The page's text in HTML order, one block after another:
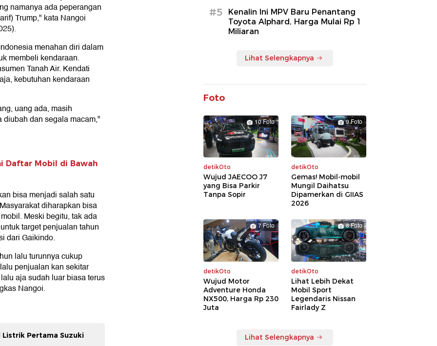
namanya ada peperangan
Trump," kata Nangoi
menahan diri dalam
membeli kendaraan.
Tanah Air. Kendati
kebutuhan kendaraan
uang ada, masih
dan segala macam,"
Daftar Mobil di Bawah
bisa menjadi salah satu
diharapkan bisa
Meski begitu, tak ada
target penjualan tahun
dari Gaikindo.
lalu turunnya cukup
penjualan kan sekitar
aja sudah luar biasa terus
Nangoi.
Listrik Pertama Suzuki
#5
Kenalin Ini MPV Baru Penantang
Toyota Alphard, Harga Mulai Rp 1
Miliaran
Lihat Selengkapnya
Foto
10 Foto
detikOto
Wujud JAECOO J7
yang Bisa Parkir
Tanpa Sopir
9 Foto
detikOto
Gemas! Mobil-mobil
Mungil Daihatsu
Dipamerkan di GIIAS
2026
7 Foto
detikOto
Wujud Motor
Adventure Honda
NX500, Harga Rp 230
Juta
8 Foto
detikOto
Lihat Lebih Dekat
Mobil Sport
Legendaris Nissan
Fairlady Z
Lihat Selengkapnya